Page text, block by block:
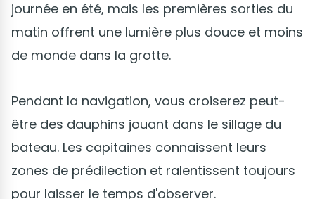
journée en été, mais les premières sorties du
matin offrent une lumière plus douce et moins
de monde dans la grotte.
Pendant la navigation, vous croiserez peut-
être des dauphins jouant dans le sillage du
bateau. Les capitaines connaissent leurs
zones de prédilection et ralentissent toujours
pour laisser le temps d'observer.